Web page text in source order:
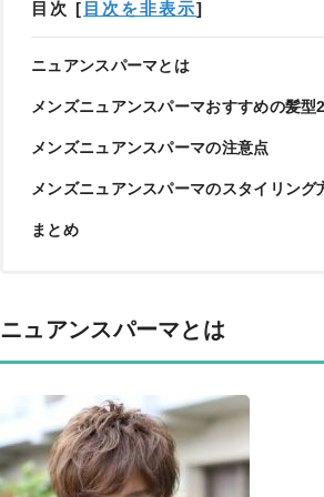
目次 [ 目次を非表示]
ニュアンスパーマとは
メンズニュアンスパーマおすすめの髪型
メンズニュアンスパーマの注意点
メンズニュアンスパーマのスタイリング
まとめ
ニュアンスパーマとは